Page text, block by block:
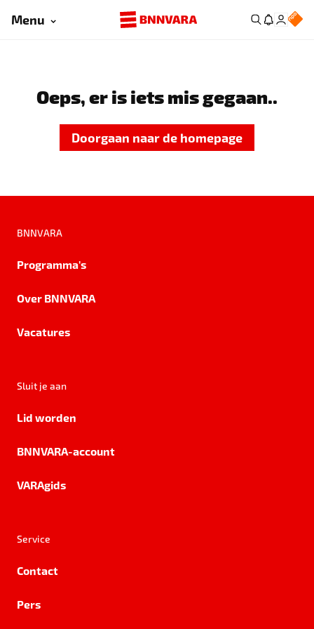
Menu
Oeps, er is iets mis gegaan..
Doorgaan naar de homepage
BNNVARA
Programma's
Over BNNVARA
Vacatures
Sluit je aan
Lid worden
BNNVARA-account
VARAgids
Service
Contact
Pers